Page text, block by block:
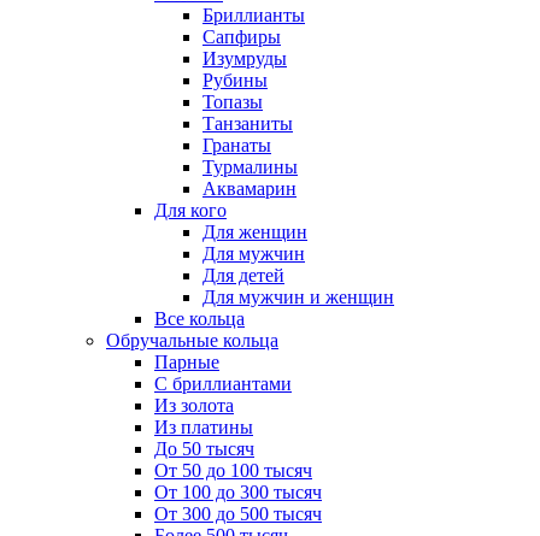
Бриллианты
Сапфиры
Изумруды
Рубины
Топазы
Танзаниты
Гранаты
Турмалины
Аквамарин
Для кого
Для женщин
Для мужчин
Для детей
Для мужчин и женщин
Все кольца
Обручальные кольца
Парные
С бриллиантами
Из золота
Из платины
До 50 тысяч
От 50 до 100 тысяч
От 100 до 300 тысяч
От 300 до 500 тысяч